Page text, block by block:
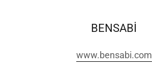
BENSABİ
www.bensabi.com